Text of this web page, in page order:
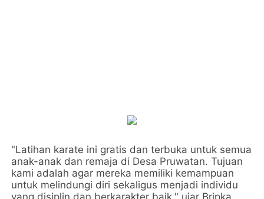
"Latihan karate ini gratis dan terbuka untuk semua
anak-anak dan remaja di Desa Pruwatan. Tujuan
kami adalah agar mereka memiliki kemampuan
untuk melindungi diri sekaligus menjadi individu
yang disiplin dan berkarakter baik," ujar Bripka